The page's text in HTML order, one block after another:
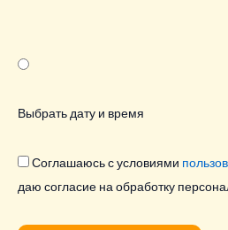
Выбрать дату и время
Соглашаюсь с условиями
даю согласие на обработку